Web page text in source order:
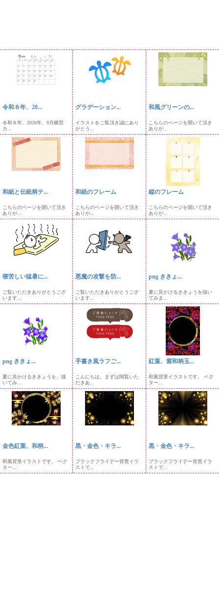
令和８年、20...
令和８年、2026年、9月横型
カ...
グラデーション...
イラストをご覧頂き誠にあり
がとう...
和風グリーンの...
こちらのページを開いて頂き
ありが...
和紙と伝統柄テ...
こちらのページを開いて頂き
ありが...
和紙のフレーム
こちらのページを開いて頂き
ありが...
縦のフレーム
こちらのページを開いて頂き
ありが...
寝苦しい猛暑に...
ご覧いただきありがとうござ
います...
悪魔の攻撃を防...
ご覧いただきありがとうござ
います...
png ききょ...
夏に見かけるききょうを描い
てみま...
png ききょ...
夏に見かけるききょうを、描
いてみ...
手書き風ラフご...
こんにちは。まずは閲覧いた
だきあ...
紅葉、紫和柄玉...
和風背景イラストです。 ベク
ター...
金色紅葉、和柄...
和風背景イラストです。 ベク
ター...
黒・金色・キラ...
ブラックフライデー背景イラ
ストで...
黒・金色・キラ...
ブラックフライデー背景イラ
ストで...